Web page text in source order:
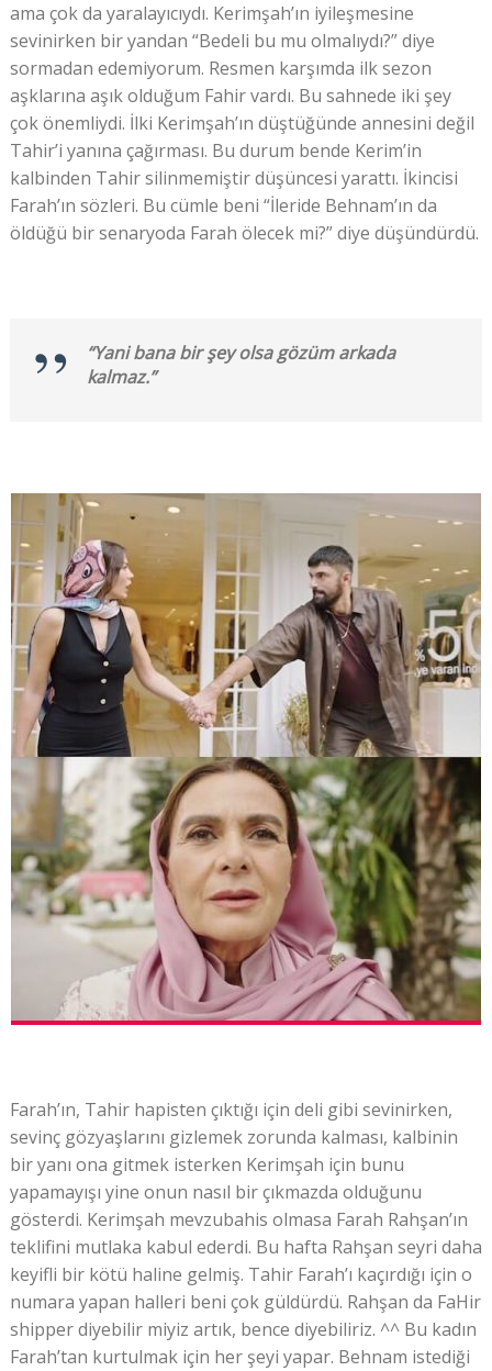
ama çok da yaralayıcıydı. Kerimşah’ın iyileşmesine
sevinirken bir yandan “Bedeli bu mu olmalıydı?” diye
sormadan edemiyorum. Resmen karşımda ilk sezon
aşklarına aşık olduğum Fahir vardı. Bu sahnede iki şey
çok önemliydi. İlki Kerimşah’ın düştüğünde annesini değil
Tahir’i yanına çağırması. Bu durum bende Kerim’in
kalbinden Tahir silinmemiştir düşüncesi yarattı. İkincisi
Farah’ın sözleri. Bu cümle beni “İleride Behnam’ın da
öldüğü bir senaryoda Farah ölecek mi?” diye düşündürdü.
“Yani bana bir şey olsa gözüm arkada
kalmaz.”
Farah’ın, Tahir hapisten çıktığı için deli gibi sevinirken,
sevinç gözyaşlarını gizlemek zorunda kalması, kalbinin
bir yanı ona gitmek isterken Kerimşah için bunu
yapamayışı yine onun nasıl bir çıkmazda olduğunu
gösterdi. Kerimşah mevzubahis olmasa Farah Rahşan’ın
teklifini mutlaka kabul ederdi. Bu hafta Rahşan seyri daha
keyifli bir kötü haline gelmiş. Tahir Farah’ı kaçırdığı için o
numara yapan halleri beni çok güldürdü. Rahşan da FaHir
shipper diyebilir miyiz artık, bence diyebiliriz. ^^ Bu kadın
Farah’tan kurtulmak için her şeyi yapar. Behnam istediği